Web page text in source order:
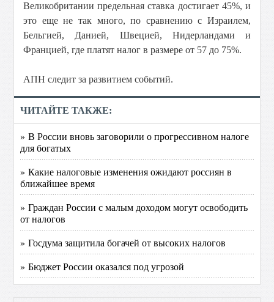
Великобритании предельная ставка достигает 45%, и
это еще не так много, по сравнению с Израилем,
Бельгией, Данией, Швецией, Нидерландами и
Францией, где платят налог в размере от 57 до 75%.
АПН следит за развитием событий.
ЧИТАЙТЕ ТАКЖЕ:
» В России вновь заговорили о прогрессивном налоге
для богатых
» Какие налоговые изменения ожидают россиян в
ближайшее время
» Граждан России с малым доходом могут освободить
от налогов
» Госдума защитила богачей от высоких налогов
» Бюджет России оказался под угрозой